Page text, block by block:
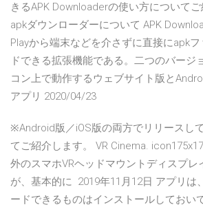
きるAPK Downloaderの使い方についてご
apkダウンローダーについて APK
Playから端末などを介さずに直接にapk
ドできる拡張機能である。二つのバージ
コン上で動作するウェブサイト版と
アプリ 2020/04/23
※Android版／iOS版の両方でリリースし
てご紹介します。 VR Cinema.
外のスマホVRヘッドマウントディスプレ
が、基本的に 2019年11月12日 アプリは
ードできるものはインストールしておい